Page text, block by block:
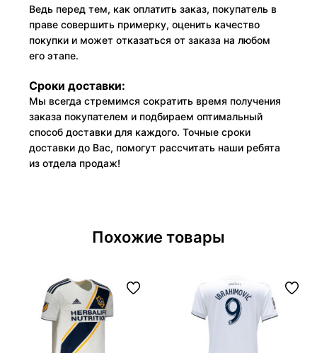
Ведь перед тем, как оплатить заказ, покупатель в
праве совершить примерку, оценить качество
покупки и может отказаться от заказа на любом
его этапе.
Сроки доставки:
Мы всегда стремимся сократить время получения
заказа покупателем и подбираем оптимальный
способ доставки для каждого. Точные сроки
доставки до Вас, помогут рассчитать наши ребята
из отдела продаж!
Похожие товары